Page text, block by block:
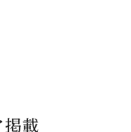
載